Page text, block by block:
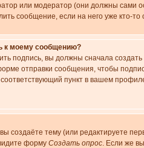
или модератор (они должны сами
сообщение, если на него уже кто-то
к моему сообщению?
подпись, вы должны сначала
отправки сообщения, чтобы
пункт в вашем
вы создаёте тему (или редактируете
форму Создать опрос. Если же